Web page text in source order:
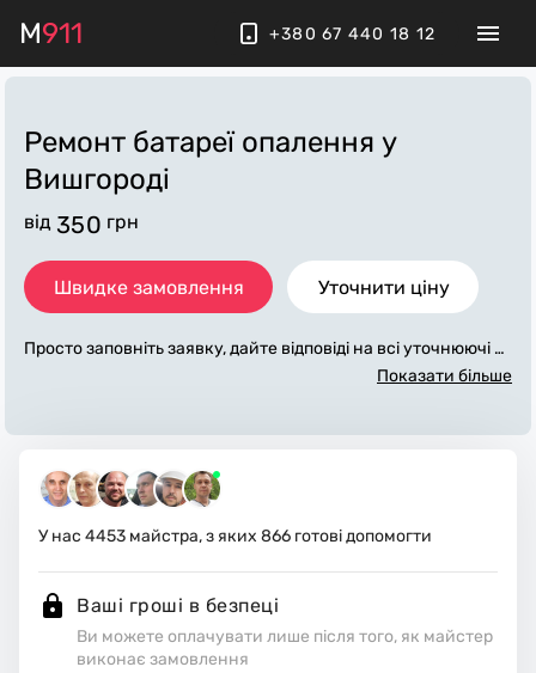
M911 +380 67 440 18 12
Ремонт батареї опалення у
Вишгороді
від 350 грн
Швидке замовлення Уточнити ціну
Просто заповніть заявку, дайте відповіді на всі уточнюючі за
питання по «ремонт батареї опалення». Ми зв'яжемося з ва
ли. Виконавці стежать за чистотою та прибирають робоче
місце.
Показати більше
У нас 4453 майстра, з яких 866 готові допомогти
Ваші гроші в безпеці
Ви можете оплачувати лише після того, як майстер
виконає замовлення